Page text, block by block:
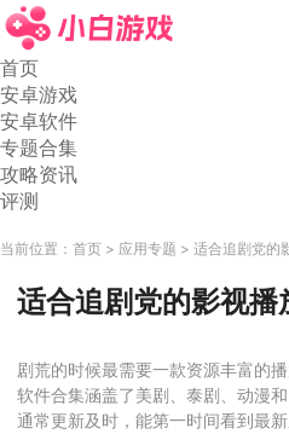
首页
安卓游戏
安卓软件
专题合集
攻略资讯
评测
当前位置： 首页 应用专题 适合追剧党的
适合追剧党的影视播
剧荒的时候最需要一款资源丰富的
软件合集涵盖了美剧、泰剧、动漫
通常更新及时，能第一时间看到最